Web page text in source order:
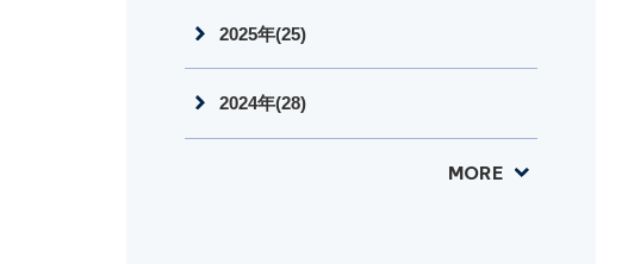
2025年(25)
2024年(28)
MORE